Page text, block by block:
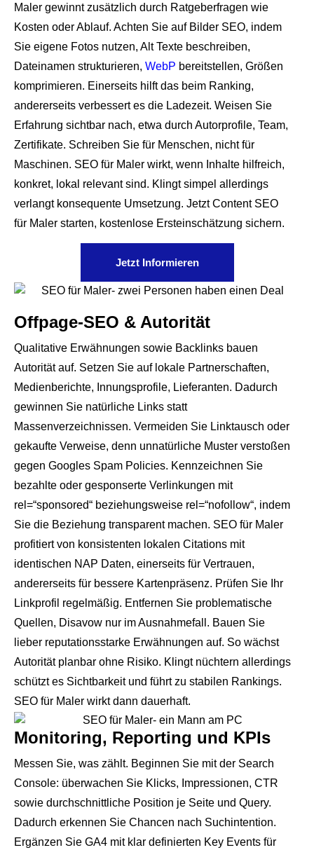
Maler gewinnt zusätzlich durch Ratgeberfragen wie
Kosten oder Ablauf. Achten Sie auf Bilder SEO, indem
Sie eigene Fotos nutzen, Alt Texte beschreiben,
Dateinamen strukturieren, WebP bereitstellen, Größen
komprimieren. Einerseits hilft das beim Ranking,
andererseits verbessert es die Ladezeit. Weisen Sie
Erfahrung sichtbar nach, etwa durch Autorprofile, Team,
Zertifikate. Schreiben Sie für Menschen, nicht für
Maschinen. SEO für Maler wirkt, wenn Inhalte hilfreich,
konkret, lokal relevant sind. Klingt simpel allerdings
verlangt konsequente Umsetzung. Jetzt Content SEO
für Maler starten, kostenlose Ersteinschätzung sichern.
Jetzt Informieren
Offpage-SEO & Autorität
Qualitative Erwähnungen sowie Backlinks bauen
Autorität auf. Setzen Sie auf lokale Partnerschaften,
Medienberichte, Innungsprofile, Lieferanten. Dadurch
gewinnen Sie natürliche Links statt
Massenverzeichnissen. Vermeiden Sie Linktausch oder
gekaufte Verweise, denn unnatürliche Muster verstoßen
gegen Googles Spam Policies. Kennzeichnen Sie
bezahlte oder gesponserte Verlinkungen mit
rel=“sponsored“ beziehungsweise rel=“nofollow“, indem
Sie die Beziehung transparent machen. SEO für Maler
profitiert von konsistenten lokalen Citations mit
identischen NAP Daten, einerseits für Vertrauen,
andererseits für bessere Kartenpräsenz. Prüfen Sie Ihr
Linkprofil regelmäßig. Entfernen Sie problematische
Quellen, Disavow nur im Ausnahmefall. Bauen Sie
lieber reputationsstarke Erwähnungen auf. So wächst
Autorität planbar ohne Risiko. Klingt nüchtern allerdings
schützt es Sichtbarkeit und führt zu stabilen Rankings.
SEO für Maler wirkt dann dauerhaft.
Monitoring, Reporting und KPIs
Messen Sie, was zählt. Beginnen Sie mit der Search
Console: überwachen Sie Klicks, Impressionen, CTR
sowie durchschnittliche Position je Seite und Query.
Dadurch erkennen Sie Chancen nach Suchintention.
Ergänzen Sie GA4 mit klar definierten Key Events für